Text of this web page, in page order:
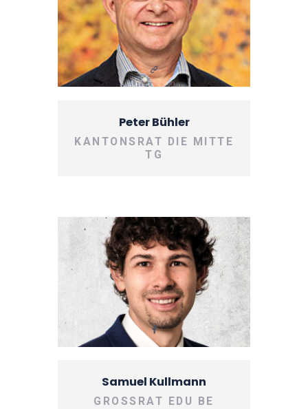
Peter Bühler
KANTONSRAT DIE MITTE
TG
Samuel Kullmann
GROSSRAT EDU BE